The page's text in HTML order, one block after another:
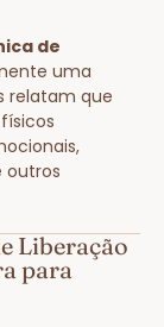
de
uma
relatam que
outros
Liberação
para